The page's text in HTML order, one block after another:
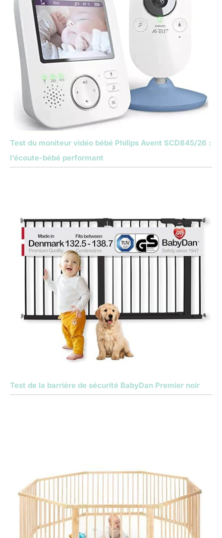
Test du moniteur vidéo bébé Philips Avent SCD845/26 :
l’écoute-bébé performant
Test de la barrière de sécurité BabyDan Premier noir